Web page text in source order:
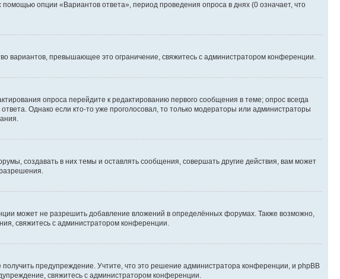
помощью опции «Вариантов ответа», период проведения опроса в днях (0 означает, что
вариантов, превышающее это ограничение, свяжитесь с администратором конференции.
опроса перейдите к редактированию первого сообщения в теме; опрос всегда
Однако если кто-то уже проголосовал, то только модераторы или администраторы
создавать в них темы и оставлять сообщения, совершать другие действия, вам может
может не разрешить добавление вложений в определённых форумах. Также возможно,
свяжитесь с администратором конференции.
предупреждение. Учтите, что это решение администратора конференции, и phpBB
свяжитесь с администратором конференции.